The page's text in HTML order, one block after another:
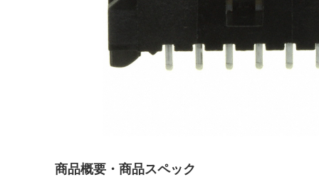
商品概要・商品スペック